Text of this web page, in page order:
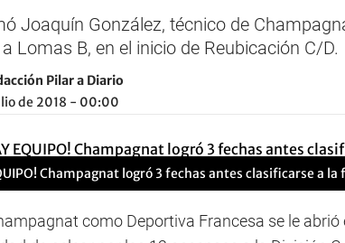
Joaquín González, técnico de
Lomas B, en el inicio de Reubicación C/D.
Pilar a Diario
de 2018 - 00:00
Champagnat logró 3 fechas antes clasificarse a la
como Deportiva Francesa se le